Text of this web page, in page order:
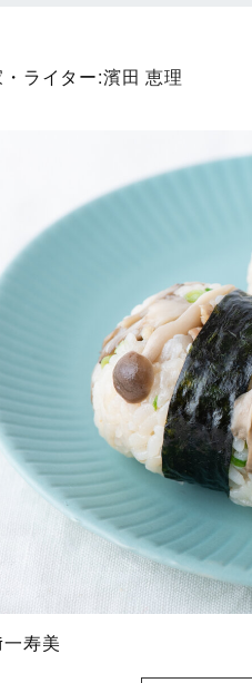
ライター:濱田 恵理
寿美